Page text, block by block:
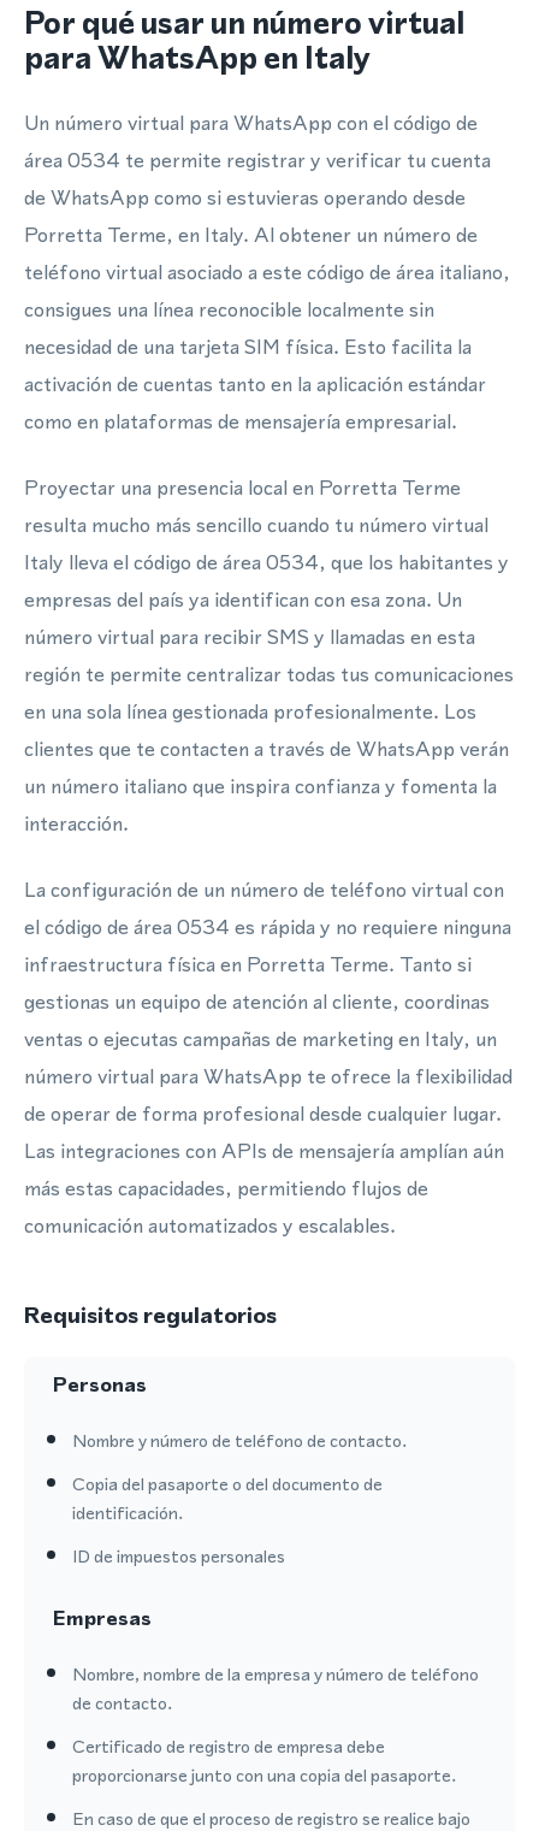
Por qué usar un número virtual
para WhatsApp en Italy
Un número virtual para WhatsApp con el código de
área 0534 te permite registrar y verificar tu cuenta
de WhatsApp como si estuvieras operando desde
Porretta Terme, en Italy. Al obtener un número de
teléfono virtual asociado a este código de área italiano,
consigues una línea reconocible localmente sin
necesidad de una tarjeta SIM física. Esto facilita la
activación de cuentas tanto en la aplicación estándar
como en plataformas de mensajería empresarial.
Proyectar una presencia local en Porretta Terme
resulta mucho más sencillo cuando tu número virtual
Italy lleva el código de área 0534, que los habitantes y
empresas del país ya identifican con esa zona. Un
número virtual para recibir SMS y llamadas en esta
región te permite centralizar todas tus comunicaciones
en una sola línea gestionada profesionalmente. Los
clientes que te contacten a través de WhatsApp verán
un número italiano que inspira confianza y fomenta la
interacción.
La configuración de un número de teléfono virtual con
el código de área 0534 es rápida y no requiere ninguna
infraestructura física en Porretta Terme. Tanto si
gestionas un equipo de atención al cliente, coordinas
ventas o ejecutas campañas de marketing en Italy, un
número virtual para WhatsApp te ofrece la flexibilidad
de operar de forma profesional desde cualquier lugar.
Las integraciones con APIs de mensajería amplían aún
más estas capacidades, permitiendo flujos de
comunicación automatizados y escalables.
Requisitos regulatorios
Personas
Nombre y número de teléfono de contacto.
Copia del pasaporte o del documento de
identificación.
ID de impuestos personales
Empresas
Nombre, nombre de la empresa y número de teléfono
de contacto.
Certificado de registro de empresa debe
proporcionarse junto con una copia del pasaporte.
En caso de que el proceso de registro se realice bajo